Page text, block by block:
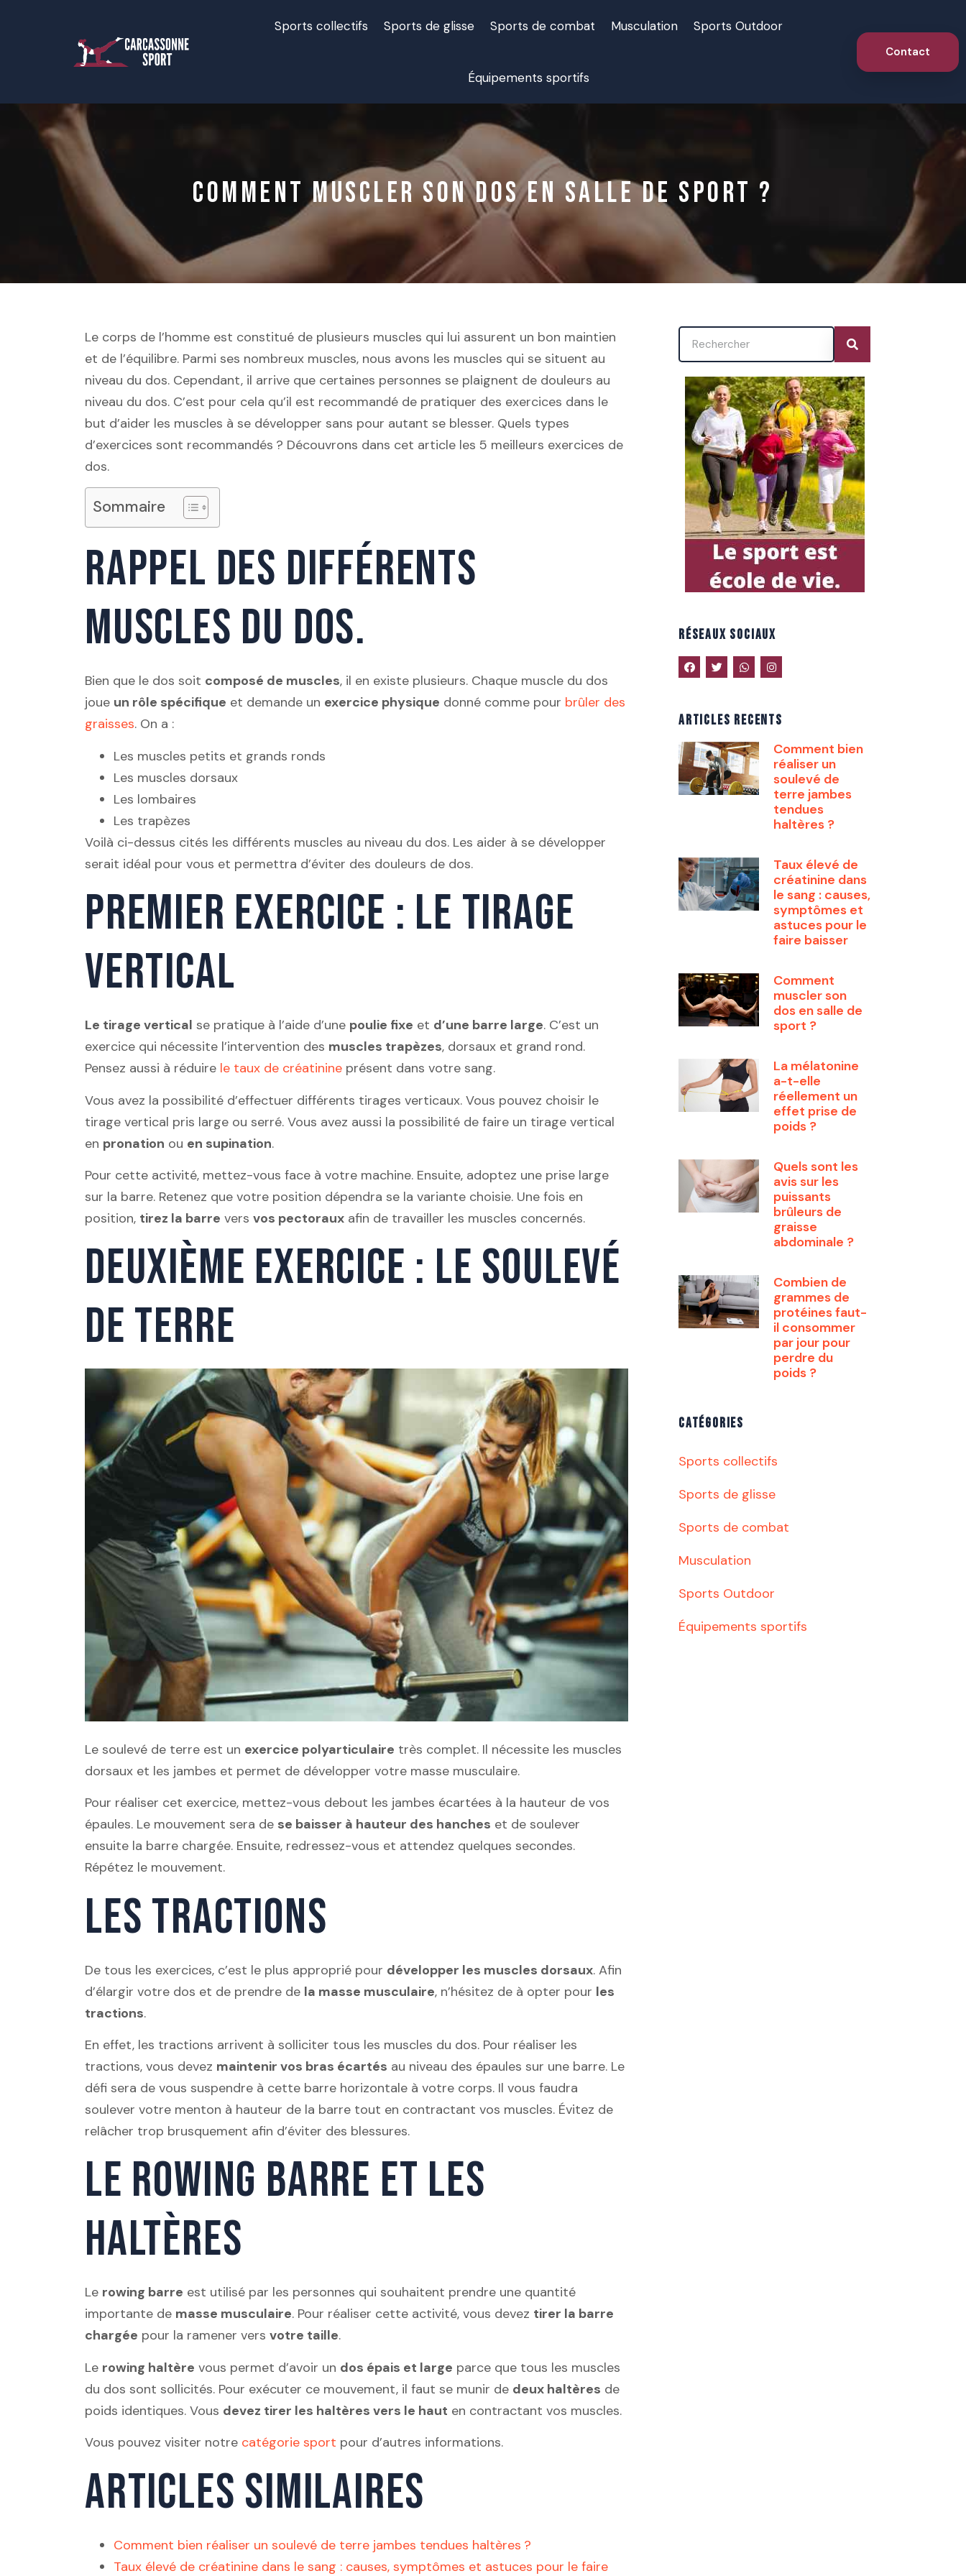
Sports collectifs Sports de glisse Sports de combat Musculation Sports Outdoor
Équipements sportifs
Contact
Comment muscler son dos en salle de sport ?
Le corps de l’homme est constitué de plusieurs muscles qui lui assurent un bon maintien
et de l’équilibre. Parmi ses nombreux muscles, nous avons les muscles qui se situent au
niveau du dos. Cependant, il arrive que certaines personnes se plaignent de douleurs au
niveau du dos. C’est pour cela qu’il est recommandé de pratiquer des exercices dans le
but d’aider les muscles à se développer sans pour autant se blesser. Quels types
d’exercices sont recommandés ? Découvrons dans cet article les 5 meilleurs exercices de
dos.
Sommaire
RAPPEL DES DIFFÉRENTS
MUSCLES DU DOS.
Bien que le dos soit composé de muscles, il en existe plusieurs. Chaque muscle du dos
joue un rôle spécifique et demande un exercice physique donné comme pour brûler des
graisses. On a :
Les muscles petits et grands ronds
Les muscles dorsaux
Les lombaires
Les trapèzes
Voilà ci-dessus cités les différents muscles au niveau du dos. Les aider à se développer
serait idéal pour vous et permettra d’éviter des douleurs de dos.
PREMIER EXERCICE : LE TIRAGE
VERTICAL
Le tirage vertical se pratique à l’aide d’une poulie fixe et d’une barre large. C’est un
exercice qui nécessite l’intervention des muscles trapèzes, dorsaux et grand rond.
Pensez aussi à réduire le taux de créatinine présent dans votre sang.
Vous avez la possibilité d’effectuer différents tirages verticaux. Vous pouvez choisir le
tirage vertical pris large ou serré. Vous avez aussi la possibilité de faire un tirage vertical
en pronation ou en supination.
Pour cette activité, mettez-vous face à votre machine. Ensuite, adoptez une prise large
sur la barre. Retenez que votre position dépendra se la variante choisie. Une fois en
position, tirez la barre vers vos pectoraux afin de travailler les muscles concernés.
DEUXIÈME EXERCICE : LE SOULEVÉ
DE TERRE
Le soulevé de terre est un exercice polyarticulaire très complet. Il nécessite les muscles
dorsaux et les jambes et permet de développer votre masse musculaire.
Pour réaliser cet exercice, mettez-vous debout les jambes écartées à la hauteur de vos
épaules. Le mouvement sera de se baisser à hauteur des hanches et de soulever
ensuite la barre chargée. Ensuite, redressez-vous et attendez quelques secondes.
Répétez le mouvement.
LES TRACTIONS
De tous les exercices, c’est le plus approprié pour développer les muscles dorsaux. Afin
d’élargir votre dos et de prendre de la masse musculaire, n’hésitez de à opter pour les
tractions.
En effet, les tractions arrivent à solliciter tous les muscles du dos. Pour réaliser les
tractions, vous devez maintenir vos bras écartés au niveau des épaules sur une barre. Le
défi sera de vous suspendre à cette barre horizontale à votre corps. Il vous faudra
soulever votre menton à hauteur de la barre tout en contractant vos muscles. Évitez de
relâcher trop brusquement afin d’éviter des blessures.
LE ROWING BARRE ET LES
HALTÈRES
Le rowing barre est utilisé par les personnes qui souhaitent prendre une quantité
importante de masse musculaire. Pour réaliser cette activité, vous devez tirer la barre
chargée pour la ramener vers votre taille.
Le rowing haltère vous permet d’avoir un dos épais et large parce que tous les muscles
du dos sont sollicités. Pour exécuter ce mouvement, il faut se munir de deux haltères de
poids identiques. Vous devez tirer les haltères vers le haut en contractant vos muscles.
Vous pouvez visiter notre catégorie sport pour d’autres informations.
ARTICLES SIMILAIRES
Comment bien réaliser un soulevé de terre jambes tendues haltères ?
Taux élevé de créatinine dans le sang : causes, symptômes et astuces pour le faire
RÉSEAUX SOCIAUX
ARTICLES RECENTS
Comment bien
réaliser un
soulevé de
terre jambes
tendues
haltères ?
Taux élevé de
créatinine dans
le sang : causes,
symptômes et
astuces pour le
faire baisser
Comment
muscler son
dos en salle de
sport ?
La mélatonine
a-t-elle
réellement un
effet prise de
poids ?
Quels sont les
avis sur les
puissants
brûleurs de
graisse
abdominale ?
Combien de
grammes de
protéines faut-
il consommer
par jour pour
perdre du
poids ?
CATÉGORIES
Sports collectifs
Sports de glisse
Sports de combat
Musculation
Sports Outdoor
Équipements sportifs